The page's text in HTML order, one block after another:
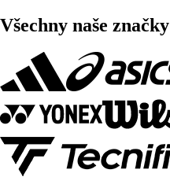
Všechny naše značky